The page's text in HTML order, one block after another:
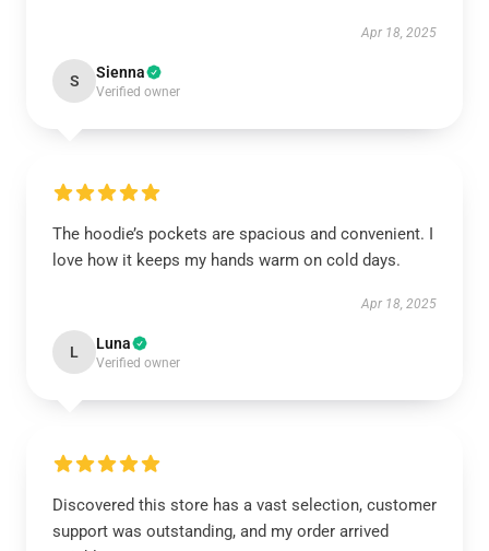
Apr 18, 2025
S Sienna
Verified owner
The hoodie’s pockets are spacious and convenient. I
love how it keeps my hands warm on cold days.
Apr 18, 2025
L Luna
Verified owner
Discovered this store has a vast selection, customer
support was outstanding, and my order arrived